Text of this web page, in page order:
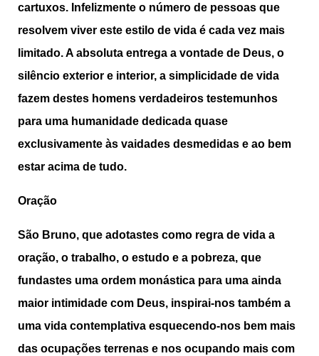
cartuxos. Infelizmente o número de pessoas que
resolvem viver este estilo de vida é cada vez mais
limitado. A absoluta entrega a vontade de Deus, o
silêncio exterior e interior, a simplicidade de vida
fazem destes homens verdadeiros testemunhos
para uma humanidade dedicada quase
exclusivamente às vaidades desmedidas e ao bem
estar acima de tudo.
Oração
São Bruno, que adotastes como regra de vida a
oração, o trabalho, o estudo e a pobreza, que
fundastes uma ordem monástica para uma ainda
maior intimidade com Deus, inspirai-nos também a
uma vida contemplativa esquecendo-nos bem mais
das ocupações terrenas e nos ocupando mais com